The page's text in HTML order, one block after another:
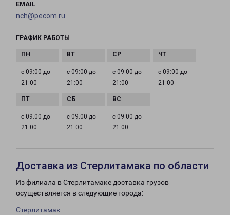
EMAIL
nch@pecom.ru
ГРАФИК РАБОТЫ
с 09:00 до
21:00
с 09:00 до
21:00
с 09:00 до
21:00
с 09:00 до
21:00
с 09:00 до
21:00
с 09:00 до
21:00
с 09:00 до
21:00
Доставка из Стерлитамака по области
Из филиала в Стерлитамаке доставка грузов
осуществляется в следующие города:
Стерлитамак